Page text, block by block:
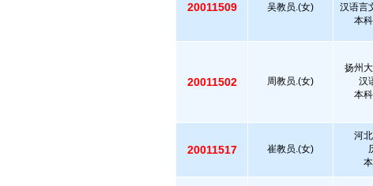
20011509 吴教员.(女)
汉语言
本
20011502 周教员.(女)
扬州
汉
本
20011517 崔教员.(女)
河